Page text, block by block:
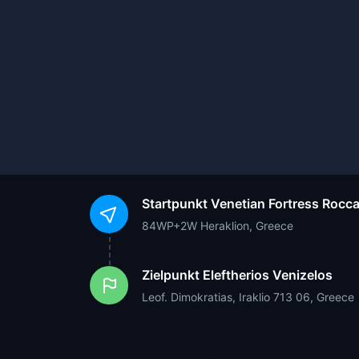
Startpunkt Venetian Fortress
84WP+2W Heraklion, Greece
Zielpunkt Eleftherios Venizelos
Leof. Dimokratias, Iraklio 713 06, Greece